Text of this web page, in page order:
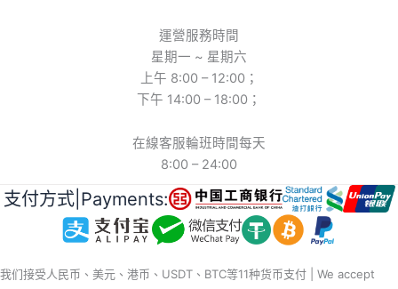
運營服務時間
星期一 ~ 星期六
上午 8:00 – 12:00；
下午 14:00 – 18:00；
在線客服輪班時間每天
8:00 – 24:00
支付方式|Payments:
我们接受人民币、美元、港币、USDT、BTC等11种货币支付 | We accept